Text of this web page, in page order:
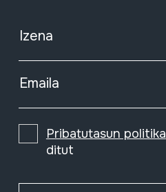
Izena
Emaila
Pribatutasun politika
ditut